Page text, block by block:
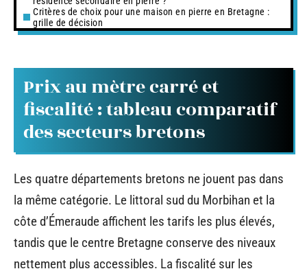
Critères de choix pour une maison en pierre en Bretagne :
grille de décision
Prix au mètre carré et
fiscalité : tableau comparatif
des secteurs bretons
Les quatre départements bretons ne jouent pas dans
la même catégorie. Le littoral sud du Morbihan et la
côte d’Émeraude affichent les tarifs les plus élevés,
tandis que le centre Bretagne conserve des niveaux
nettement plus accessibles. La fiscalité sur les